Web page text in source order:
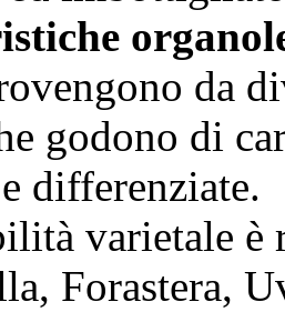
da
godono di
differenziate.
varietale è
Forastera,